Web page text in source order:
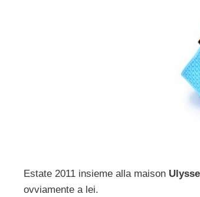
Estate 2011 insieme alla maison
ovviamente a lei.